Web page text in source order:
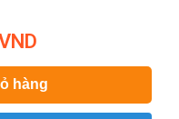
hàng